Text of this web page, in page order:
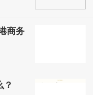
商务
？